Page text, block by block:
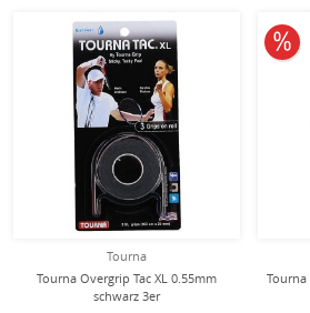
Tourna
Tourna Overgrip Tac XL 0.55mm
schwarz 3er
Tourna